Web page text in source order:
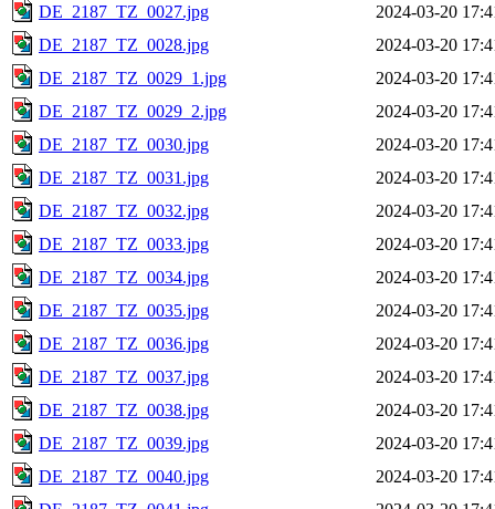
DE_2187_TZ_0027.jpg
2024-03-20
DE_2187_TZ_0028.jpg
2024-03-20
DE_2187_TZ_0029_1.jpg
2024-03-20
DE_2187_TZ_0029_2.jpg
2024-03-20
DE_2187_TZ_0030.jpg
2024-03-20
DE_2187_TZ_0031.jpg
2024-03-20
DE_2187_TZ_0032.jpg
2024-03-20
DE_2187_TZ_0033.jpg
2024-03-20
DE_2187_TZ_0034.jpg
2024-03-20
DE_2187_TZ_0035.jpg
2024-03-20
DE_2187_TZ_0036.jpg
2024-03-20
DE_2187_TZ_0037.jpg
2024-03-20
DE_2187_TZ_0038.jpg
2024-03-20
DE_2187_TZ_0039.jpg
2024-03-20
DE_2187_TZ_0040.jpg
2024-03-20